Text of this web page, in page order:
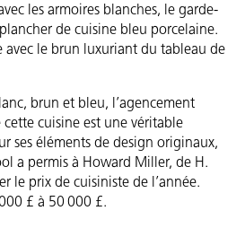
les armoires blanches, le garde-
de cuisine bleu porcelaine.
avec le brun luxuriant du tableau de
brun et bleu, l’agencement
cuisine est une véritable
ses éléments de design originaux,
a permis à Howard Miller, de H.
le prix de cuisiniste de l’année.
£ à 50 000 £.